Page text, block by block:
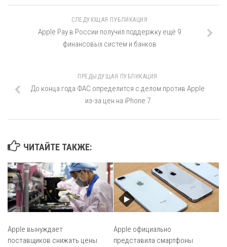
СЛЕДУЮЩАЯ ПУБЛИКАЦИЯ
Apple Pay в России получил поддержку ещё 9
финансовых систем и банков
ПРЕДЫДУЩАЯ ПУБЛИКАЦИЯ
До конца года ФАС определится c делом против Apple
из-за цен на iPhone 7
ЧИТАЙТЕ ТАКЖЕ:
Apple вынуждает
поставщиков снижать цены
Apple официально
представила смартфоны